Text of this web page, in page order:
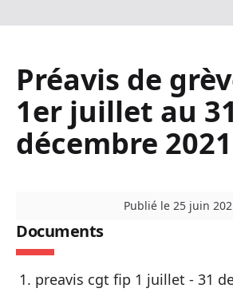
Préavis de
1er juillet au 31
décembre 2021
Publié le 25 juin
Documents
preavis cgt fip 1 juillet - 31